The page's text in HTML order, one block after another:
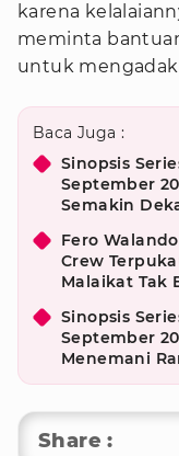
karena
meminta
untuk
Baca Juga :
Sinopsis
September
Semakin
Fero
Crew
Malaikat Tak
Sinopsis
September
Menemani
Share :